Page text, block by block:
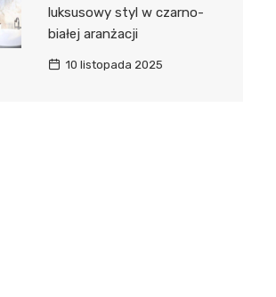
luksusowy styl w czarno-
białej aranżacji
10 listopada 2025